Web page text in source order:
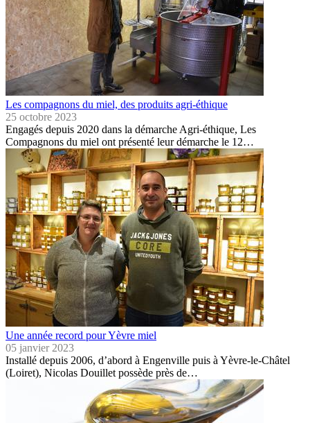
Les compagnons du miel, des produits agri-éthique
25 octobre 2023
Engagés depuis 2020 dans la démarche Agri-éthique, Les
Compagnons du miel ont présenté leur démarche le 12…
Une année record pour Yèvre miel
05 janvier 2023
Installé depuis 2006, d’abord à Engenville puis à Yèvre-le-Châtel
(Loiret), Nicolas Douillet possède près de…